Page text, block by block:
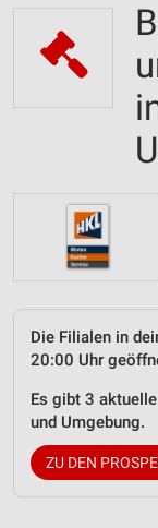
Die Filialen in
20:00 Uhr
Es gibt 3
und Umgebung.
ZU DEN